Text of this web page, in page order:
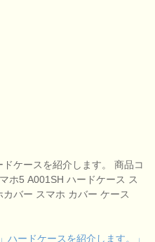
ドケースを紹介します。 商品コ
ホ5 A001SH ハードケース ス
バー スマホ カバー ケース
ハードケースを紹介します。」